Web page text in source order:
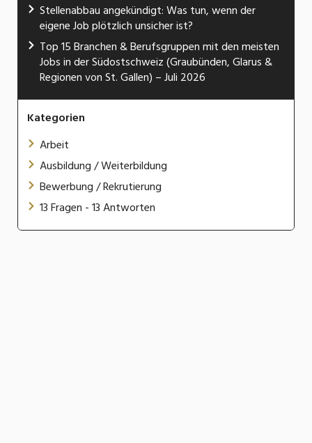
Stellenabbau angekündigt: Was tun, wenn der
eigene Job plötzlich unsicher ist?
Top 15 Branchen & Berufsgruppen mit den meisten
Jobs in der Südostschweiz (Graubünden, Glarus &
Regionen von St. Gallen) – Juli 2026
Kategorien
Arbeit
Ausbildung / Weiterbildung
Bewerbung / Rekrutierung
13 Fragen - 13 Antworten